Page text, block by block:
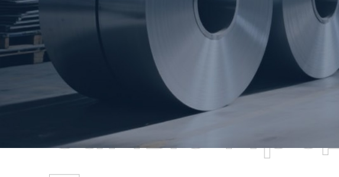
Самые